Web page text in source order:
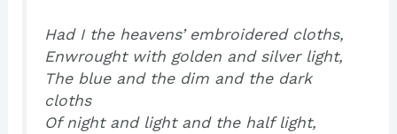
Had I the heavens’ embroidered cloths,
Enwrought with golden and silver light,
The blue and the dim and the dark
cloths
Of night and light and the half light,